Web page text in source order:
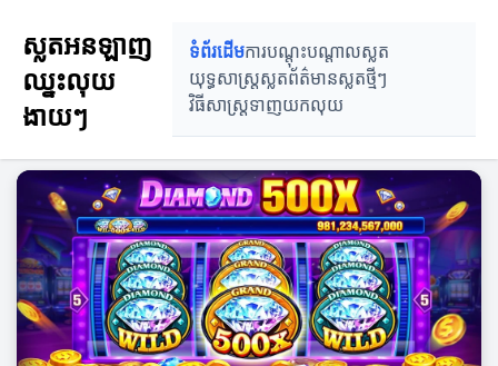
ស្លតអនឡាញ
ឈ្នះលុយ
ងាយៗ
ទំព័រដើមការបណ្តុះបណ្តាលស្លត
យុទ្ធសាស្ត្រស្លតព័ត៌មានស្លតថ្មីៗ
វិធីសាស្ត្រទាញយកលុយ